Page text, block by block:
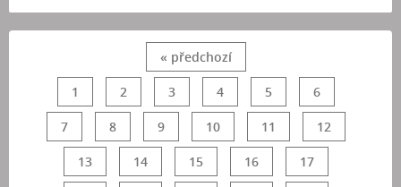
« předchozí
1 2 3 4 5 6
7 8 9 10 11 12
13 14 15 16 17